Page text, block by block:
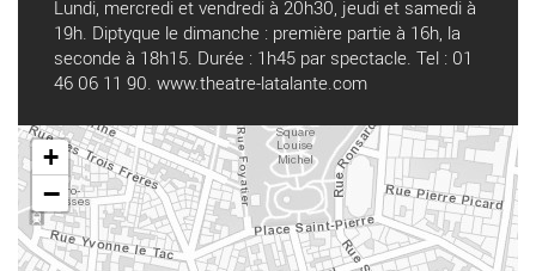
Lundi, mercredi et vendredi à 20h30, jeudi et samedi à
19h. Diptyque le dimanche : première partie à 16h, la
seconde à 18h15. Durée : 1h45 par spectacle. Tel : 01
46 06 11 90. www.theatre-latalante.com
+
−